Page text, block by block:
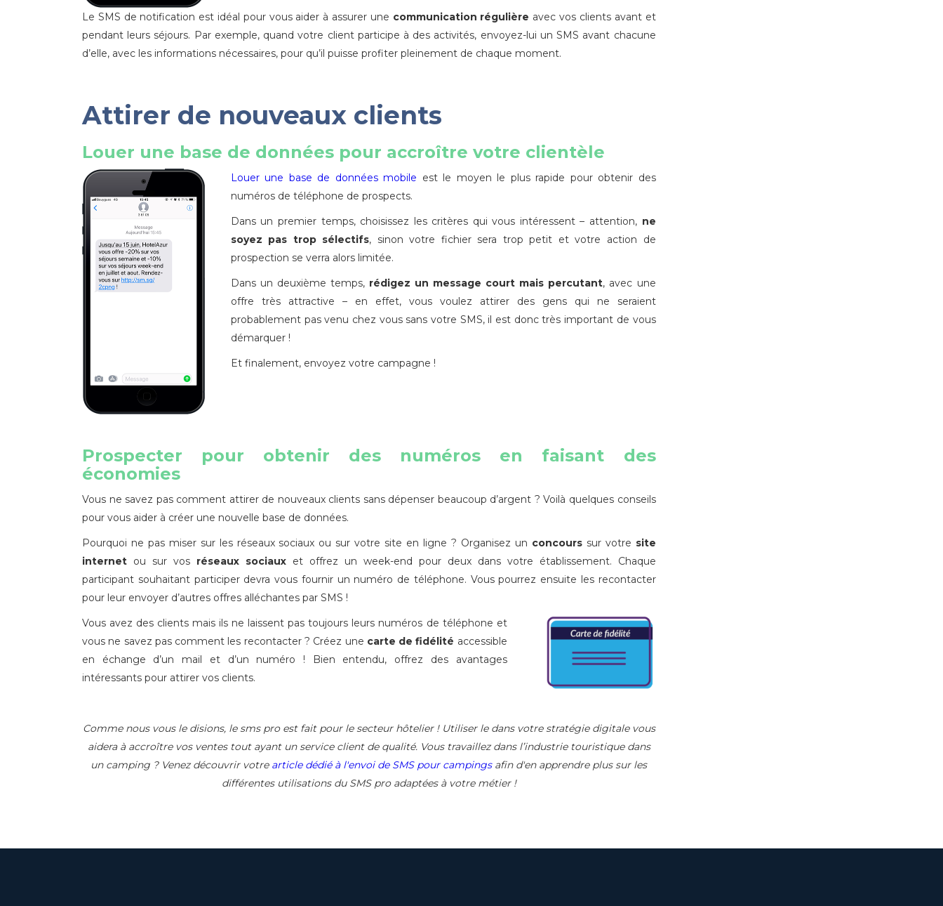
Le SMS de notification est idéal pour vous aider à assurer une communication régulière avec vos clients avant et
pendant leurs séjours. Par exemple, quand votre client participe à des activités, envoyez-lui un SMS avant chacune
d’elle, avec les informations nécessaires, pour qu’il puisse profiter pleinement de chaque moment.
Attirer de nouveaux clients
Louer une base de données pour accroître votre clientèle
Louer une base de données mobile est le moyen le plus rapide pour obtenir des
numéros de téléphone de prospects.
Dans un premier temps, choisissez les critères qui vous intéressent – attention, ne
soyez pas trop sélectifs, sinon votre fichier sera trop petit et votre action de
prospection se verra alors limitée.
Dans un deuxième temps, rédigez un message court mais percutant, avec une
offre très attractive – en effet, vous voulez attirer des gens qui ne seraient
probablement pas venu chez vous sans votre SMS, il est donc très important de vous
démarquer !
Et finalement, envoyez votre campagne !
Prospecter pour obtenir des numéros en faisant des
économies
Vous ne savez pas comment attirer de nouveaux clients sans dépenser beaucoup d’argent ? Voilà quelques conseils
pour vous aider à créer une nouvelle base de données.
Pourquoi ne pas miser sur les réseaux sociaux ou sur votre site en ligne ? Organisez un concourssur votre site
internet ou sur vos réseaux sociauxet offrez un week-end pour deux dans votre établissement. Chaque
participant souhaitant participer devra vous fournir un numéro de téléphone. Vous pourrez ensuite les recontacter
pour leur envoyer d’autres offres alléchantes par SMS !
Vous avez des clients mais ils ne laissent pas toujours leurs numéros de téléphone et
vous ne savez pas comment les recontacter ? Créez une carte de fidélité accessible
en échange d’un mail et d’un numéro ! Bien entendu, offrez des avantages
intéressants pour attirer vos clients.
Comme nous vous le disions, le sms pro est fait pour le secteur hôtelier ! Utiliser le dans votre stratégie digitale vous
aidera à accroître vos ventes tout ayant un service client de qualité. Vous travaillez dans l’industrie touristique dans
un camping ? Venez découvrir votre article dédié à l'envoi de SMS pour campingsafin d'en apprendre plus sur les
différentes utilisations du SMS pro adaptées à votre métier !